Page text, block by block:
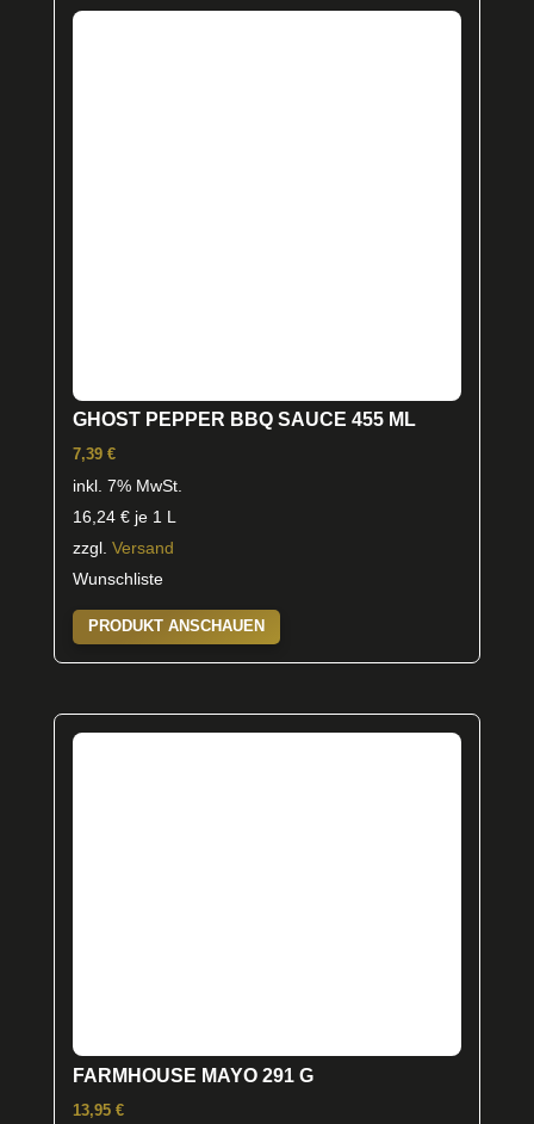
GHOST PEPPER BBQ SAUCE 455 ML
7,39 €
inkl. 7% MwSt.
16,24 €je 1 L
zzgl. Versand
Wunschliste
PRODUKT ANSCHAUEN
FARMHOUSE MAYO 291 G
13,95 €